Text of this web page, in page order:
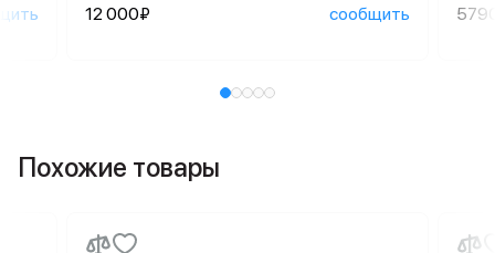
12 000₽ сообщить
Похожие товары